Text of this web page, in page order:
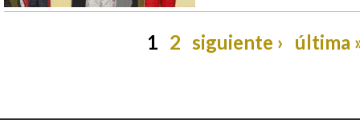
1 2 siguiente › última